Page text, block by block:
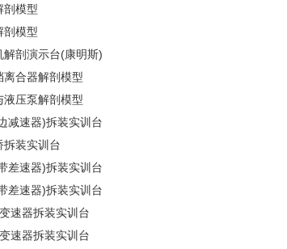
剖模型
剖模型
解剖演示台(康明斯)
合器解剖模型
压泵解剖模型
减速器)拆装实训台
拆装实训台
差速器)拆装实训台
差速器)拆装实训台
速器拆装实训台
速器拆装实训台